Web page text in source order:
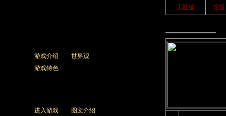
工匠铺 馆驿
游戏介绍
世界观
游戏特色
进入游戏
图文介绍